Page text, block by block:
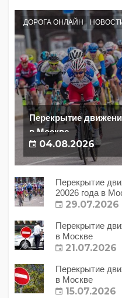
ДОРОГА ОНЛАЙН
Перекрытие
в Москве
04.08.2026
Перекрытие
20026 года в
29.07.2026
Перекрытие
в Москве
21.07.2026
Перекрытие
в Москве
15.07.2026